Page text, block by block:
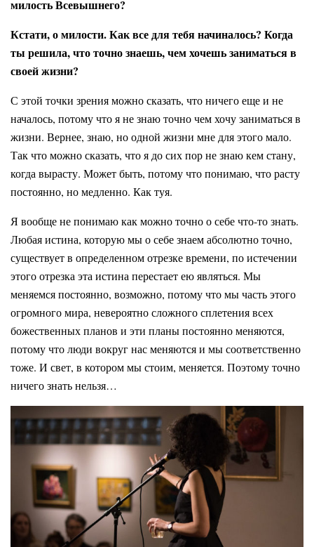
милость Всевышнего?
Кстати, о милости. Как все для тебя начиналось? Когда
ты решила, что точно знаешь, чем хочешь заниматься в
своей жизни?
С этой точки зрения можно сказать, что ничего еще и не
началось, потому что я не знаю точно чем хочу заниматься в
жизни. Вернее, знаю, но одной жизни мне для этого мало.
Так что можно сказать, что я до сих пор не знаю кем стану,
когда вырасту. Может быть, потому что понимаю, что расту
постоянно, но медленно. Как туя.
Я вообще не понимаю как можно точно о себе что-то знать.
Любая истина, которую мы о себе знаем абсолютно точно,
существует в определенном отрезке времени, по истечении
этого отрезка эта истина перестает ею являться. Мы
меняемся постоянно, возможно, потому что мы часть этого
огромного мира, невероятно сложного сплетения всех
божественных планов и эти планы постоянно меняются,
потому что люди вокруг нас меняются и мы соответственно
тоже. И свет, в котором мы стоим, меняется. Поэтому точно
ничего знать нельзя…